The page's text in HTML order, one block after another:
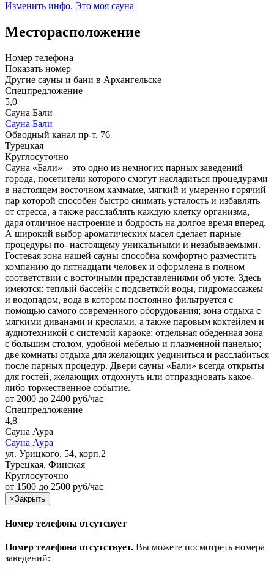
Изменить инфо. Это моя сауна
Месторасположение
Номер телефона
Показать номер
Другие сауны и бани в Архангельске
Спецпредложение
5,0
Сауна Бали
Сауна Бали
Обводный канал пр-т, 76
Турецкая
Круглосуточно
Сауна «Бали» – это одно из немногих парных заведений
города, посетители которого смогут насладиться процедурами
в настоящем восточном хаммаме, мягкий и умеренно горячий
пар которой способен быстро снимать усталость и избавлять
от стресса, а также расслаблять каждую клетку организма,
даря отличное настроение и бодрость на долгое время вперед.
А широкий выбор ароматических масел сделает парные
процедуры по- настоящему уникальными и незабываемыми.
Гостевая зона нашей сауны способна комфортно разместить
компанию до пятнадцати человек и оформлена в полном
соответствии с восточными представлениями об уюте. Здесь
имеются: теплый бассейн с подсветкой воды, гидромассажем
и водопадом, вода в котором постоянно фильтруется с
помощью самого современного оборудования; зона отдыха с
мягкими диванами и креслами, а также паровым коктейлем и
аудиотехникой с системой караоке; отдельная обеденная зона
с большим столом, удобной мебелью и плазменной панелью;
две комнаты отдыха для желающих уединиться и расслабиться
после парных процедур. Двери сауны «Бали» всегда открыты
для гостей, желающих отдохнуть или отпраздновать какое-
либо торжественное событие.
от 2000 до 2400 руб/час
Спецпредложение
4,8
Сауна Аура
Сауна Аура
ул. Урицкого, 54, корп.2
Турецкая, Финская
Круглосуточно
от 1500 до 2500 руб/час
×Закрыть
Номер телефона отсутсвует
Номер телефона отсутствует. Вы можете посмотреть номера
заведений: